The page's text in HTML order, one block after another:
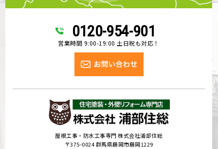
0120-954-901
営業時間 9:00-19:00 土日祝も対応！
屋根工事・防水工事専門 株式会社浦部住総
〒375-0024 群馬県藤岡市藤岡1229